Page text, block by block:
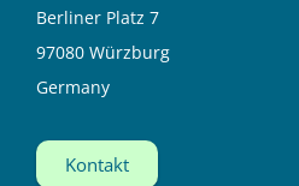
Berliner Platz 7
97080 Würzburg
Germany
Kontakt